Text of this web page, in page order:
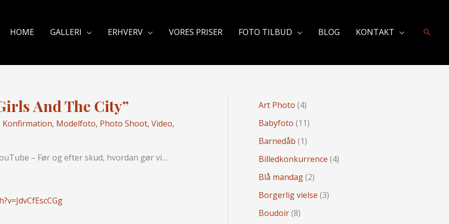
HOME GALLERI ERHVERV VORES PRISER FOTO TILBUD BLOG KONTAKT Søg
And The City”
Konfirmation, Modelfoto, Photo Shoot,Video,
– Før og efter skud, hvordan gør vi…
Art Photo (4)
Babyfoto (11)
Barnedåb (1)
Billedkonkurrence (4)
Blå mandag(2)
Borgerlig vielse (3)
Boudoir(8)